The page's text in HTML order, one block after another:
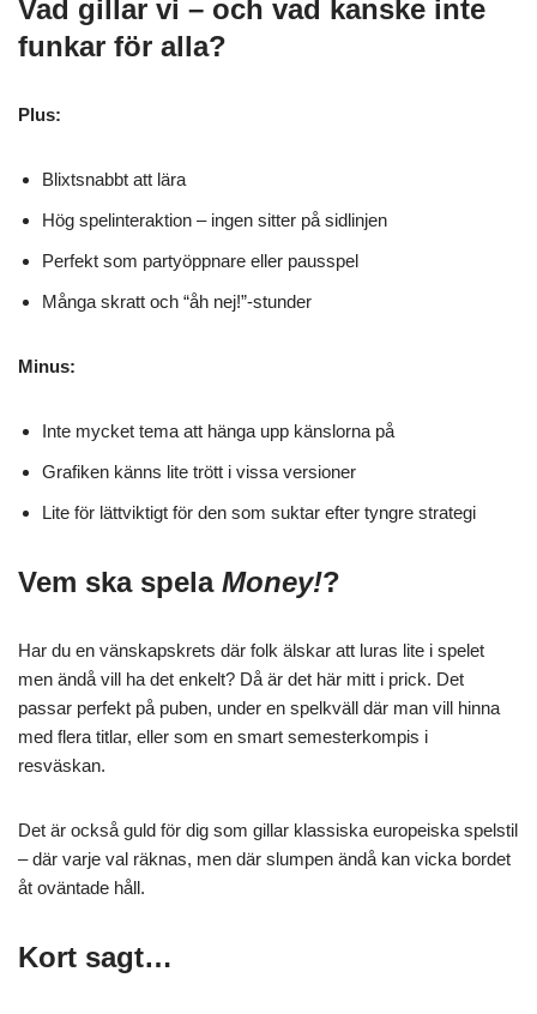
Vad gillar vi – och vad kanske inte
funkar för alla?
Plus:
Blixtsnabbt att lära
Hög spelinteraktion – ingen sitter på sidlinjen
Perfekt som partyöppnare eller pausspel
Många skratt och “åh nej!”-stunder
Minus:
Inte mycket tema att hänga upp känslorna på
Grafiken känns lite trött i vissa versioner
Lite för lättviktigt för den som suktar efter tyngre strategi
Vem ska spela Money!?
Har du en vänskapskrets där folk älskar att luras lite i spelet
men ändå vill ha det enkelt? Då är det här mitt i prick. Det
passar perfekt på puben, under en spelkväll där man vill hinna
med flera titlar, eller som en smart semesterkompis i
resväskan.
Det är också guld för dig som gillar klassiska europeiska spelstil
– där varje val räknas, men där slumpen ändå kan vicka bordet
åt oväntade håll.
Kort sagt…